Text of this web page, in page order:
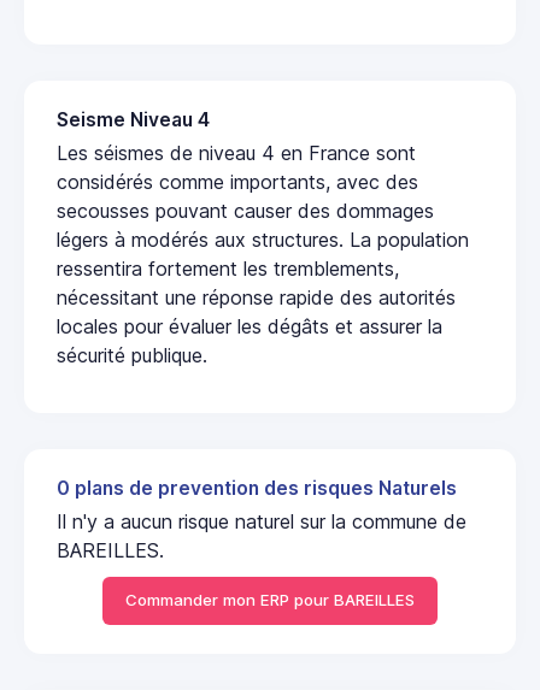
Seisme Niveau 4
Les séismes de niveau 4 en France sont
considérés comme importants, avec des
secousses pouvant causer des dommages
légers à modérés aux structures. La population
ressentira fortement les tremblements,
nécessitant une réponse rapide des autorités
locales pour évaluer les dégâts et assurer la
sécurité publique.
0 plans de prevention des risques Naturels
Il n'y a aucun risque naturel sur la commune de
BAREILLES.
Commander mon ERP pour BAREILLES